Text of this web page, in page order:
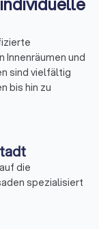
Innenräumen und
sind vielfältig
bis hin zu
die
spezialisiert